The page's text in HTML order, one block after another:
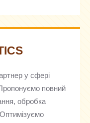
у сфері
повний
обробка